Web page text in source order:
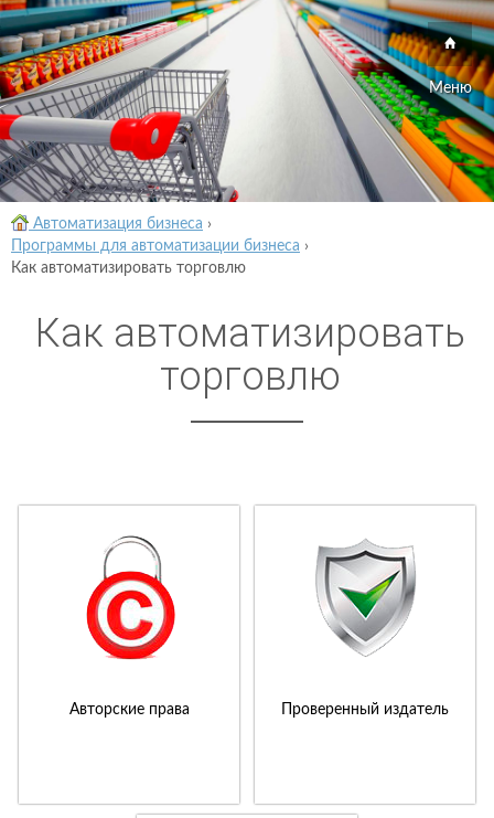
Меню
Автоматизация бизнеса ›
Программы для автоматизации бизнеса ›
Как автоматизировать торговлю
Как автоматизировать
торговлю
Авторские права Проверенный издатель